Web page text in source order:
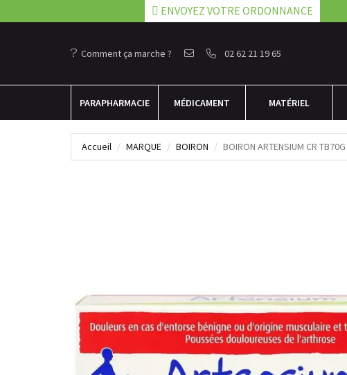
ENVOYEZ VOTRE ORDONNANCE
Comment ça marche ? 02 62 21 19 65
PARAPHARMACIE MÉDICAMENT MATÉRIEL
Accueil MARQUE BOIRON BOIRON ARTENSIUM CR TB70G